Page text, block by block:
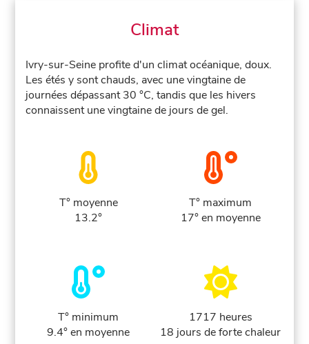
Climat
Ivry-sur-Seine profite d'un climat océanique, doux.
Les étés y sont chauds, avec une vingtaine de
journées dépassant 30 °C, tandis que les hivers
connaissent une vingtaine de jours de gel.
T° moyenne
13.2°
T° maximum
17° en moyenne
T° minimum
9.4° en moyenne
1717 heures
18 jours de forte chaleur